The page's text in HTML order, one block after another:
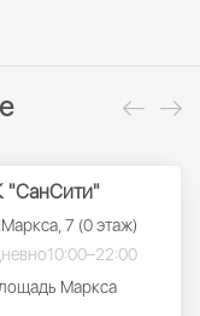
7 (0 этаж)
10:00–22:00
Маркса